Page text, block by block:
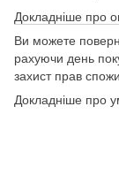
Докладніше про
Ви можете
рахуючи день
захист прав
Докладніше про